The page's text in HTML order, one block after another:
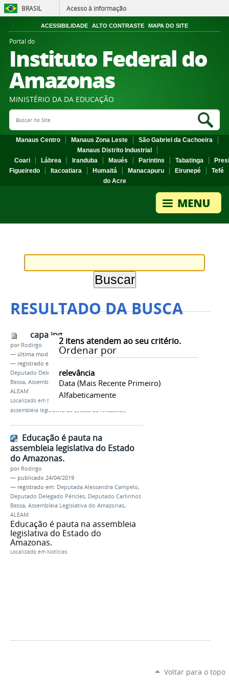
BRASIL Acesso à informação
ACESSIBILIDADE ALTO CONTRASTE MAPA DO SITE
Portal do
Instituto Federal do
Amazonas
MINISTÉRIO DA DA EDUCAÇÃO
Search Site
Manaus Centro Manaus Zona Leste
São Gabriel da Cachoeira
Manaus Distrito Industrial
Coari
Lábrea Iranduba Maués Parintins Tabatinga
Figueiredo
Itacoatiara Humaitá Manacapuru Eirunepé
Tefé
do Acre
RESULTADO DA BUSCA
2itens atendem ao seu critério.
Ordenar por
relevância
Data (mais Recente Primeiro)
Alfabeticamente
capa.jpg
por Rodirgo
— última modificação24/04/2019 19h25
— registrado em:
Deputado Delegado Péricles,Deputado Carlinhos
Bessa, Assembleia Legislativa do Amazonas,
ALEAM
Localizado em Notícias
assembleia legislativa do Estado do Amazonas.
Educação é pauta na
assembleia legislativa do Estado
do Amazonas.
por Rodirgo
— publicado 24/04/2019
— registrado em: Deputada Alessandra Campelo,
Deputado Delegado Péricles, Deputado Carlinhos
Bessa, Assembleia Legislativa do Amazonas,
ALEAM
Educação é pauta na assembleia
legislativa do Estado do
Amazonas.
Localizado em Notícias
Voltar para o topo